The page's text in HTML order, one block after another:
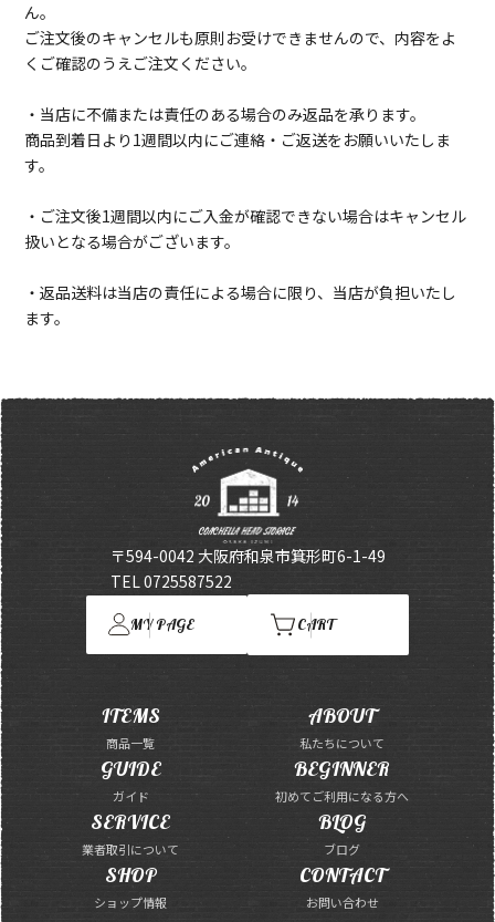
ん。
ご注文後のキャンセルも原則お受けできませんので、内容をよ
くご確認のうえご注文ください。
・当店に不備または責任のある場合のみ返品を承ります。
商品到着日より1週間以内にご連絡・ご返送をお願いいたしま
す。
・ご注文後1週間以内にご入金が確認できない場合はキャンセル
扱いとなる場合がございます。
・返品送料は当店の責任による場合に限り、当店が負担いたし
ます。
〒594-0042 大阪府和泉市箕形町6-1-49
TEL 0725587522
MY PAGE CART
ITEMS
商品一覧
ABOUT
私たちについて
GUIDE
ガイド
BEGINNER
初めてご利用になる方へ
SERVICE
業者取引について
BLOG
ブログ
SHOP
ショップ情報
CONTACT
お問い合わせ